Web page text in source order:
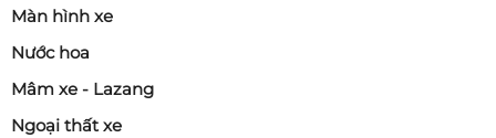
Màn hình xe
Nước hoa
Mâm xe - Lazang
Ngoại thất xe